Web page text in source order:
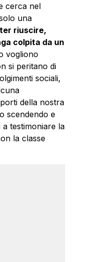
cerca nel
una
riuscire,
colpita da un
vogliono
si peritano di
sociali,
della nostra
scendendo e
testimoniare la
la classe